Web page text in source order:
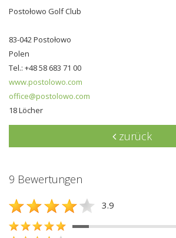
Postołowo Golf Club
83-042 Postołowo
Polen
Tel.: +48 58 683 71 00
www.postolowo.com
office@postolowo.com
18 Löcher
zurück
9 Bewertungen
3.9